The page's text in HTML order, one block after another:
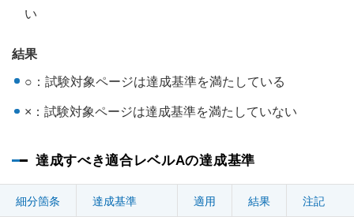
い
結果
○：試験対象ページは達成基準を満たしている
×：試験対象ページは達成基準を満たしていない
達成すべき適合レベルAの達成基準
細分箇条 達成基準 適用 結果 注記